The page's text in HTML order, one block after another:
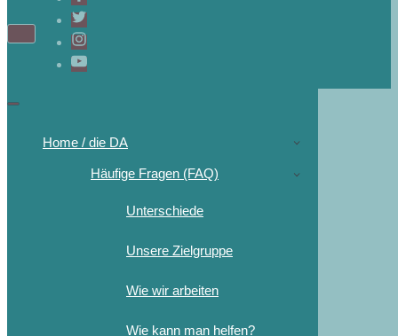
Home / die DA
Häufige Fragen (FAQ)
Unterschiede
Unsere Zielgruppe
Wie wir arbeiten
Wie kann man helfen?